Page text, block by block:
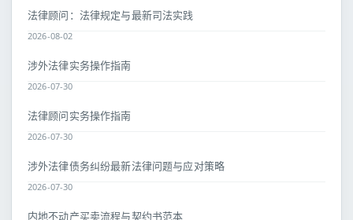
法律顾问：法律规定与最新司法实践
2026-08-02
涉外法律实务操作指南
2026-07-30
法律顾问实务操作指南
2026-07-30
涉外法律债务纠纷最新法律问题与应对策略
2026-07-30
内地不动产买卖流程与契约书范本